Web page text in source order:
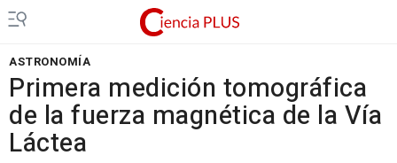
ASTRONOMÍA
Primera medición tomográfica
de la fuerza magnética de la Vía
Láctea